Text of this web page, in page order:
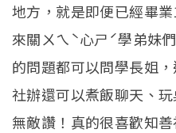
地方，就是即便已經畢
來關ㄨㄟˋ心ㄕˊ學弟妹
的問題都可以問學長姐
社辦還可以煮飯聊天、
無敵讚！真的很喜歡知